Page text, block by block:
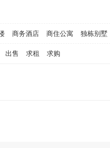
商务酒店 商住公寓 独栋别墅
出售 求租 求购